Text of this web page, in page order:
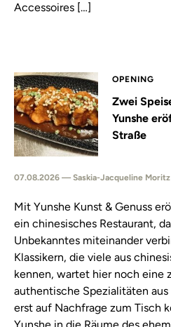
Accessoires […]
OPENING
Zwei
Yunshe
Straße
07.08.2026 — Saskia-Jacqueline Moritz
Mit Yunshe Kunst & Genuss
ein chinesisches Restaurant,
Unbekanntes miteinander
Klassikern, die viele aus
kennen, wartet hier noch eine
authentische Spezialitäten
erst auf Nachfrage zum Tisch